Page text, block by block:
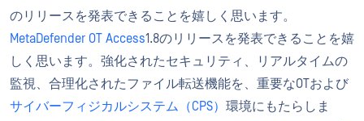
のリリースを発表できることを嬉しく思います。
MetaDefender OT Access1.8のリリースを発表できることを嬉
しく思います。強化されたセキュリティ、リアルタイムの
監視、合理化されたファイル転送機能を、重要なOTおよび
サイバーフィジカルシステム（CPS） 環境にもたらしま